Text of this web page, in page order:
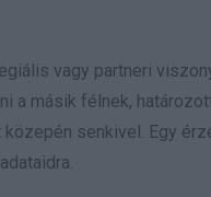
vagy partneri
a másik félnek,
senkivel. Egy